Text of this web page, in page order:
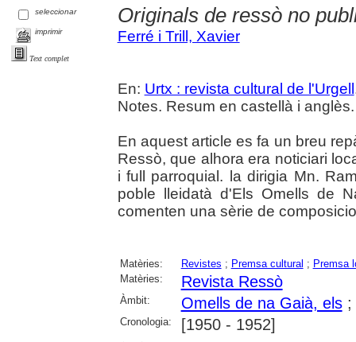
seleccionar
imprimir
Text complet
Originals de ressò no
Ferré i Trill, Xavier
En: Urtx : revista cultural de l'Urgell
Notes. Resum en castellà i anglès.
En aquest article es fa un breu
Ressò, que alhora era noticiari
i full parroquial. la dirigia Mn.
poble lleidatà d'Els Omells de
comenten una sèrie de
Matèries: Revistes ; Premsa cultural ; Premsa
Matèries:
Revista Ressò
Àmbit: Omells de na Gaià, els;
Cronologia: [1950 - 1952]